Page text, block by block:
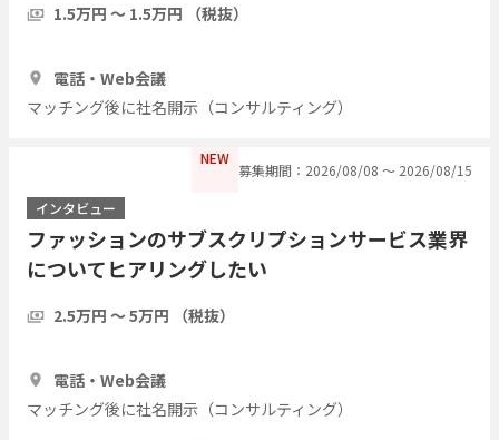
グしたい
1.5万円 〜 1.5万円 （税抜）
電話・Web会議
マッチング後に社名開示（コンサルティング）
NEW
募集期間：2026/08/08 〜 2026/08/15
インタビュー
ファッションのサブスクリプションサービス業界
についてヒアリングしたい
2.5万円 〜 5万円 （税抜）
電話・Web会議
マッチング後に社名開示（コンサルティング）